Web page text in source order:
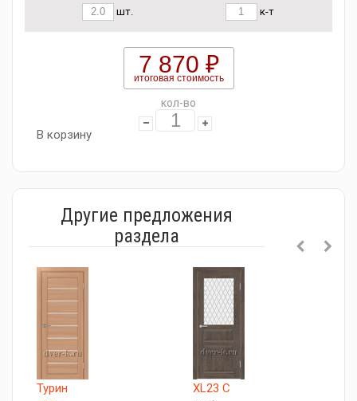
шт. к-т
7 870 ₽
итоговая стоимость
кол-во
В корзину
Другие предложения
раздела
Турин
XL23 C